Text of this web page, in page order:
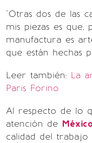
"Otras dos de las
mis piezas es
manufactura es
que están hechas
Leer también: La
Paris Forino
Al respecto de lo
atención de
calidad del trabajo